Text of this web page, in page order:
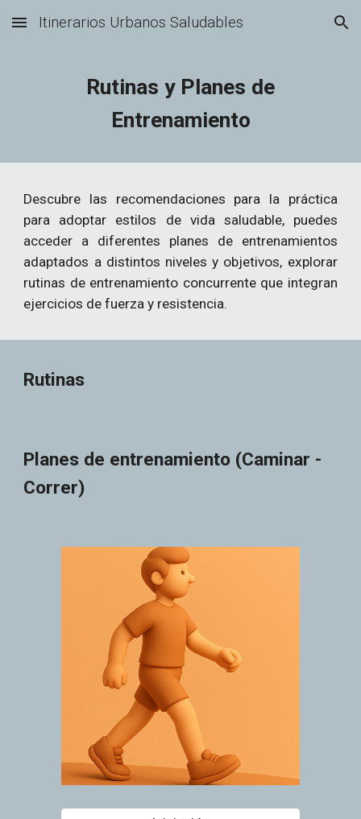
Skip to main content Skip to navigation
Itinerarios Urbanos Saludables
Rutinas y Planes de
Entrenamiento
Descubre las recomendaciones para la práctica
para adoptar estilos de vida saludable, puedes
acceder a diferentes planes de entrenamientos
adaptados a distintos niveles y objetivos, explorar
rutinas de entrenamiento concurrente que integran
ejercicios de fuerza y resistencia.
Rutinas
Planes de entrenamiento (Caminar -
Correr)